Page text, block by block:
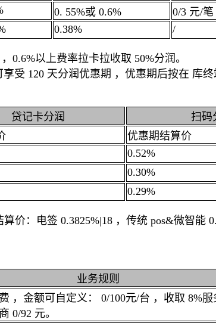
0. 55%或 0.6% 0/3 元/笔
0.38% /
0.6%以上费率拉卡拉收取 50%分润。
受 120 天分润优惠期 ，优惠期后按在 库
贷记卡分润
扫码
优惠期结算价
0.52%
0.30%
0.29%
价：电签 0.3825%|18 ，传统 pos&微智能
业务规则
，金额可自定义： 0/100元/台 ，收取 8%服
0/92 元。